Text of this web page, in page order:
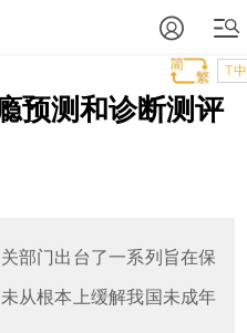
T中
预测和诊断测评
部门出台了一系列旨在保
从根本上缓解我国未成年